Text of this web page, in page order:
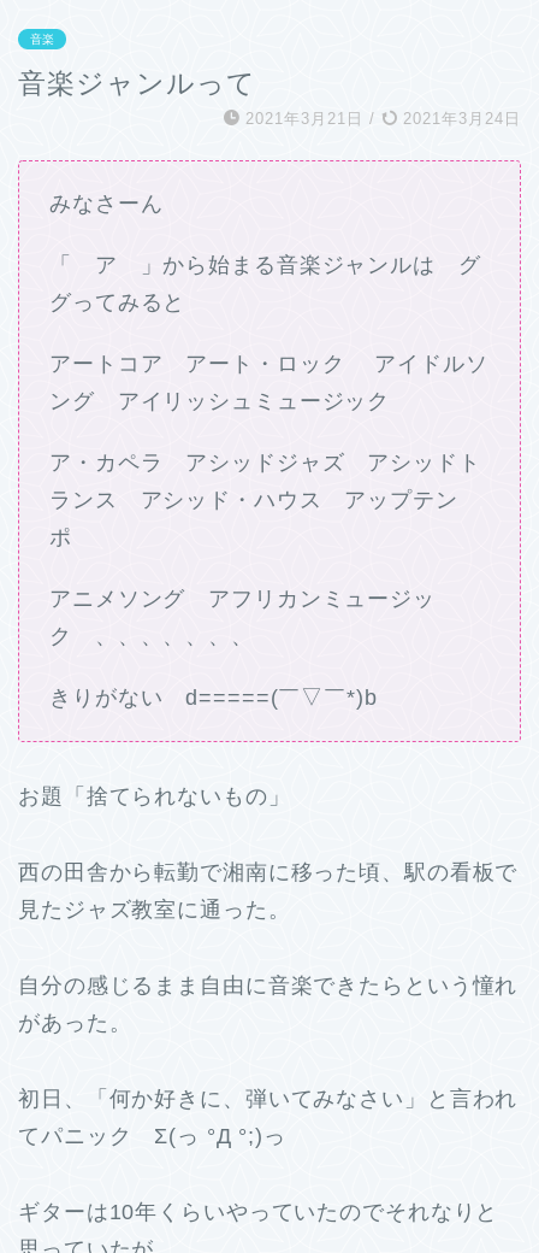
音楽
音楽ジャンルって
2021年3月21日 / 2021年3月24日
みなさーん
「 ア 」から始まる音楽ジャンルは グ
グってみると
アートコア アート・ロック アイドルソ
ング アイリッシュミュージック
ア・カペラ アシッドジャズ アシッドト
ランス アシッド・ハウス アップテン
ポ
アニメソング アフリカンミュージッ
ク 、、、、、、、
きりがない d=====(￣▽￣*)b
お題「捨てられないもの」
西の田舎から転勤で湘南に移った頃、駅の看板で
見たジャズ教室に通った。
自分の感じるまま自由に音楽できたらという憧れ
があった。
初日、「何か好きに、弾いてみなさい」と言われ
てパニック Σ(っ °Д °;)っ
ギターは10年くらいやっていたのでそれなりと